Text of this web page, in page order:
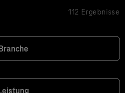
112 Ergebnisse